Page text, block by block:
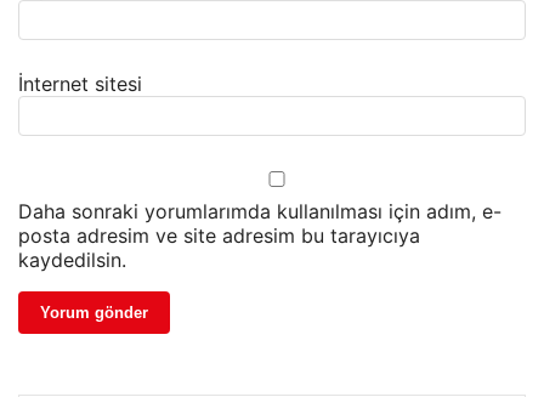
İnternet sitesi
Daha sonraki yorumlarımda kullanılması için adım, e-
posta adresim ve site adresim bu tarayıcıya
kaydedilsin.